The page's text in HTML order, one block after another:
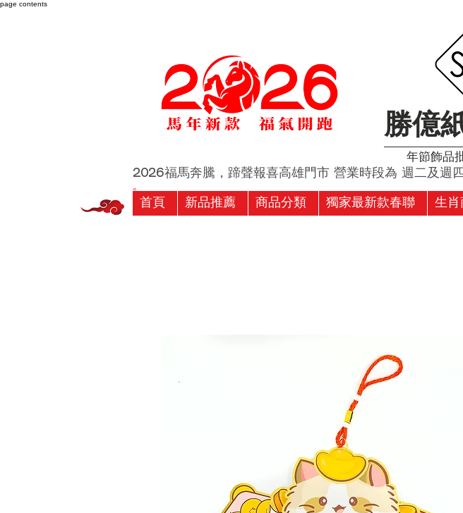
page contents
勝億
年節飾品
2026福馬奔騰，蹄聲報喜高雄門市 營業時段為 週二及
首頁 新品推薦 商品分類 獨家最新款春聯 生肖